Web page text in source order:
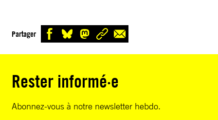
Partager
Rester informé·e
Abonnez-vous à notre newsletter hebdo.